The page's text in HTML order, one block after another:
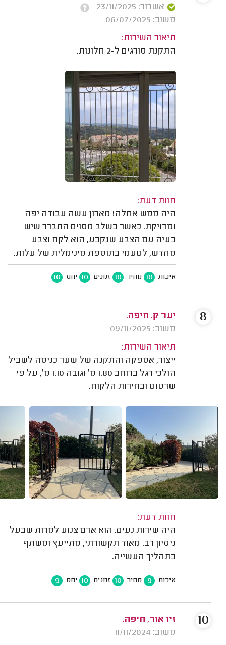
אשרור: 23/11/2025
משוב: 06/07/2025
תיאור השירות:
התקנת סורגים ל-2 חלונות.
חוות דעת:
היה ממש אחלה! מארון עשה עבודה יפה
ומדויקת. כאשר בשלב מסוים התברר שיש
בעיה עם הצבע שנקבע, הוא לקח וצבע
מחדש, לטעמי בתוספת מינימלית של עלות.
איכות 10 מחיר 10 זמנים 10 יחס 10
יער ק. חיפה.
משוב: 09/11/2025
תיאור השירות:
ייצור, אספקה והתקנה של שער כניסה לשביל
הולכי רגל ברוחב 1.80 מ׳ וגובה 1.10 מ׳, על פי
שרטוט ובחירות הלקוח.
חוות דעת:
היה שירות נעים. הוא אדם צנוע למרות שבעל
ניסיון רב. מאוד תקשורתי, מתייעץ ומשתף
בתהליך העשייה.
איכות 9 מחיר 10 זמנים 10 יחס 9
8
זיו אור, חיפה.
משוב: 11/11/2024
10